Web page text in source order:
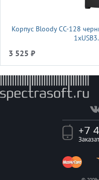
Корпус Bloody CC-128
3 525 ₽
+7